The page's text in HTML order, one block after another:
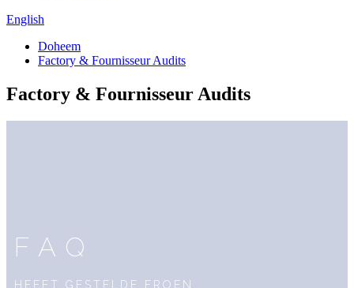
English
Doheem
Factory & Fournisseur Audits
Factory & Fournisseur Audits
FAQ
HEEFT GESTELDE FROEN